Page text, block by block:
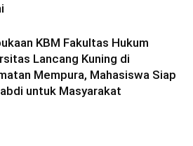
KBM Fakultas Hukum
Lancang Kuning di
Mempura, Mahasiswa Siap
untuk Masyarakat